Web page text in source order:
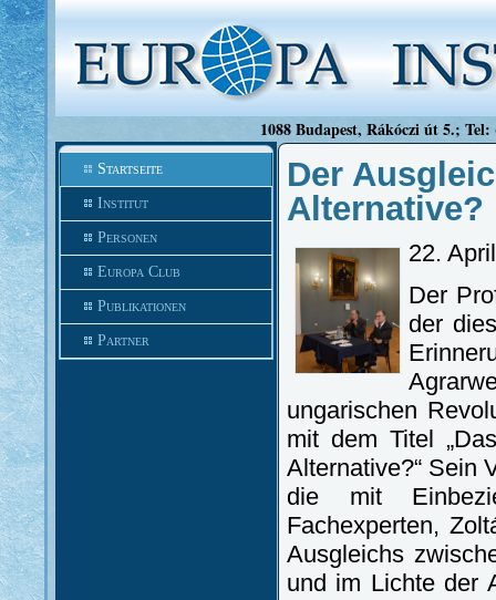
1088 Budapest, Rákóczi út 5.;
Startseite
Institut
Personen
Europa Club
Publikationen
Partner
Der
Alternative?
22.
Der
der
ungarischen
mit dem Titel
Alternative?“ Sein
die mit
Fachexperten,
Ausgleichs
und im Lichte der